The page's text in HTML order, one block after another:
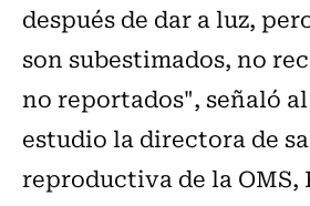
después de dar a luz,
son subestimados, no
no reportados", señaló
estudio la directora de
reproductiva de la OMS,